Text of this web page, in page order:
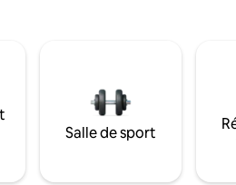
Salle de sport